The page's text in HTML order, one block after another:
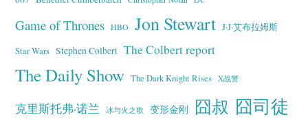
Game of Thrones HBO Jon Stewart J·J·艾布拉姆斯
Star Wars Stephen Colbert The Colbert report
The Daily Show The Dark Knight Rises X战警
克里斯托弗·诺兰 冰与火之歌 变形金刚 囧叔 囧司徒